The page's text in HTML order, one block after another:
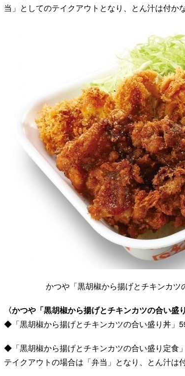
当」としてのテイクアウトとなり、とん汁は付かな
かつや「黒胡椒から揚げとチキンカ
〈かつや「黒胡椒から揚げとチキンカツの合い盛
◆「黒胡椒から揚げとチキンカツの合い盛り丼」
◆「黒胡椒から揚げとチキンカツの合い盛り定食
テイクアウトの場合は「弁当」となり、とん汁は付